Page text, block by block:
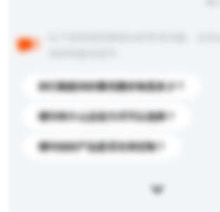
你们能提供的最优惠价格是多少？
请问有什么运送方式可以选择？
请问你的产品是否支持定制？